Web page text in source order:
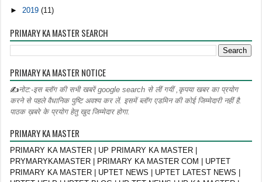
► 2019(11)
PRIMARY KA MASTER SEARCH
PRIMARY KA MASTER NOTICE
✍नोट:-इस ब्लॉग की सभी खबरें google search से लीं गयीं ,कृपया खबर का प्रयोग
करने से पहले वैधानिक पुष्टि अवश्य कर लें. इसमें ब्लॉग एडमिन की कोई जिम्मेदारी नहीं है.
पाठक ख़बरे के प्रयोग हेतु खुद जिम्मेदार होगा.
PRIMARY KA MASTER
PRIMARY KA MASTER | UP PRIMARY KA MASTER |
PRYMARYKAMASTER | PRIMARY KA MASTER COM | UPTET
PRIMARY KA MASTER | UPTET NEWS | UPTET LATEST NEWS |